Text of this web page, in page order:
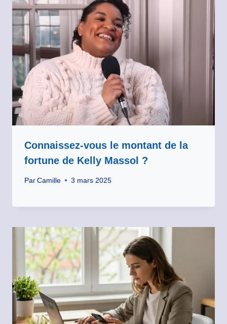
Connaissez-vous le montant de la
fortune de Kelly Massol ?
Par Camille 3 mars 2025